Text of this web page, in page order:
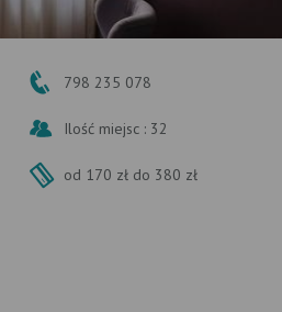
798 235 078
Ilość miejsc : 32
od 170 zł do 380 zł